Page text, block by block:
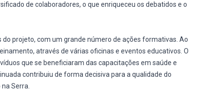
de colaboradores, o que enriqueceu os debatidos e o
projeto, com um grande número de ações formativas. Ao
através de várias oficinas e eventos educativos. O
que se beneficiaram das capacitações em saúde e
contribuiu de forma decisiva para a qualidade do
Serra.